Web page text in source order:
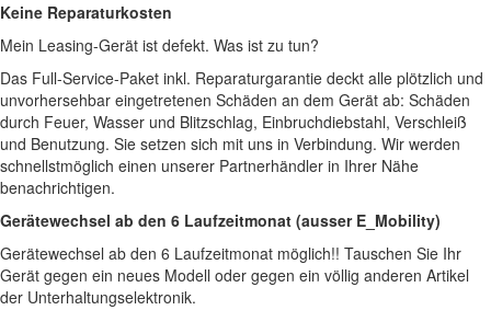
Keine Reparaturkosten
Mein Leasing-Gerät ist defekt. Was ist zu tun?
Das Full-Service-Paket inkl. Reparaturgarantie deckt alle plötzlich und
unvorhersehbar eingetretenen Schäden an dem Gerät ab: Schäden
durch Feuer, Wasser und Blitzschlag, Einbruchdiebstahl, Verschleiß
und Benutzung. Sie setzen sich mit uns in Verbindung. Wir werden
schnellstmöglich einen unserer Partnerhändler in Ihrer Nähe
benachrichtigen.
Gerätewechsel ab den 6 Laufzeitmonat (ausser E_Mobility)
Gerätewechsel ab den 6 Laufzeitmonat möglich!! Tauschen Sie Ihr
Gerät gegen ein neues Modell oder gegen ein völlig anderen Artikel
der Unterhaltungselektronik.